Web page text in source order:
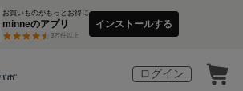
お買いものがもっとお得に
minneのアプリ
3万件以上
インストールする
ログイン